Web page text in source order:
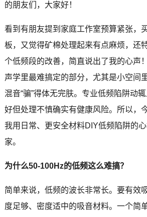
的朋友们，大家好！
看到有朋友提到家庭工作室预算紧张，
板，又觉得矿棉处理起来有点麻烦，还
个低频段的改善，简直说出了我的心声
声学里最难搞定的部分，尤其是小空间
混音“骗”得体无完肤。专业低频陷阱动
好但处理不慎确实有健康风险。所以，
我用日常、更安全材料DIY低频陷阱的
家。
为什么50-100Hz的低频这么难搞？
简单来说，低频的波长非常长。要有效
度足够、密度适中的吸音材料。一个简